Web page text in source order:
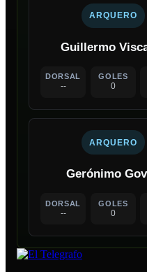
ARQUERO
Guillermo
DORSAL
--
GOLES
0
ARQUERO
Gerónimo
DORSAL
--
GOLES
0